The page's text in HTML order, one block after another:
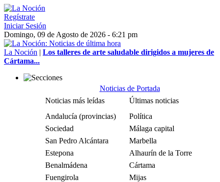
Regístrate
Iniciar Sesión
Domingo, 09 de Agosto de 2026 - 6:21 pm
La Noción | Los talleres de arte saludable dirigidos a mujeres de
Cártama...
Noticias de Portada
Noticias más leídas
Últimas noticias
Andalucía (provincias)
Política
Sociedad
Málaga capital
San Pedro Alcántara
Marbella
Estepona
Alhaurín de la Torre
Benalmádena
Cártama
Fuengirola
Mijas